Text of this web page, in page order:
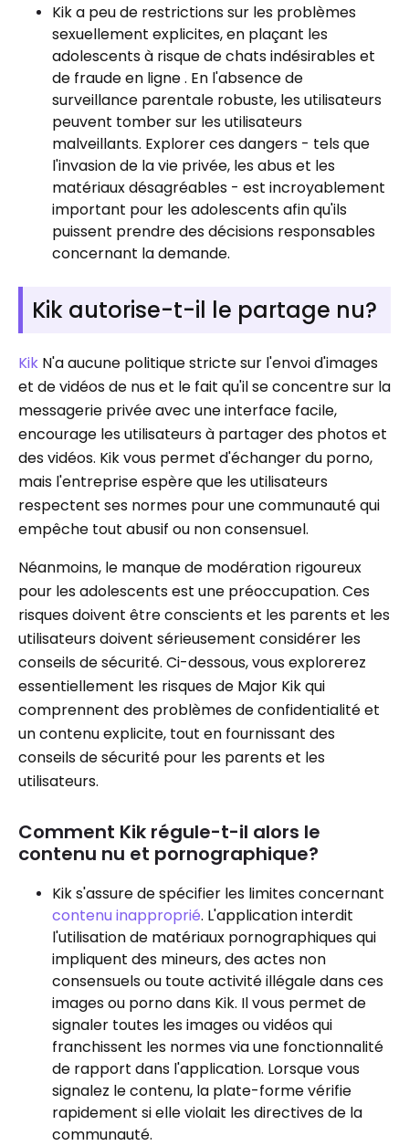
Kik a peu de restrictions sur les problèmes
sexuellement explicites, en plaçant les
adolescents à risque de chats indésirables et
de fraude en ligne . En l'absence de
surveillance parentale robuste, les utilisateurs
peuvent tomber sur les utilisateurs
malveillants. Explorer ces dangers - tels que
l'invasion de la vie privée, les abus et les
matériaux désagréables - est incroyablement
important pour les adolescents afin qu'ils
puissent prendre des décisions responsables
concernant la demande.
Kik autorise-t-il le partage nu?
Kik N'a aucune politique stricte sur l'envoi d'images
et de vidéos de nus et le fait qu'il se concentre sur la
messagerie privée avec une interface facile,
encourage les utilisateurs à partager des photos et
des vidéos. Kik vous permet d'échanger du porno,
mais l'entreprise espère que les utilisateurs
respectent ses normes pour une communauté qui
empêche tout abusif ou non consensuel.
Néanmoins, le manque de modération rigoureux
pour les adolescents est une préoccupation. Ces
risques doivent être conscients et les parents et les
utilisateurs doivent sérieusement considérer les
conseils de sécurité. Ci-dessous, vous explorerez
essentiellement les risques de Major Kik qui
comprennent des problèmes de confidentialité et
un contenu explicite, tout en fournissant des
conseils de sécurité pour les parents et les
utilisateurs.
Comment Kik régule-t-il alors le
contenu nu et pornographique?
Kik s'assure de spécifier les limites concernant
contenu inapproprié. L'application interdit
l'utilisation de matériaux pornographiques qui
impliquent des mineurs, des actes non
consensuels ou toute activité illégale dans ces
images ou porno dans Kik. Il vous permet de
signaler toutes les images ou vidéos qui
franchissent les normes via une fonctionnalité
de rapport dans l'application. Lorsque vous
signalez le contenu, la plate-forme vérifie
rapidement si elle violait les directives de la
communauté.